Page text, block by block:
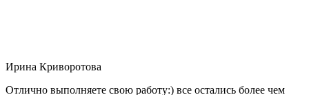
Ирина Криворотова
Отлично выполняете свою работу:) все остались более чем